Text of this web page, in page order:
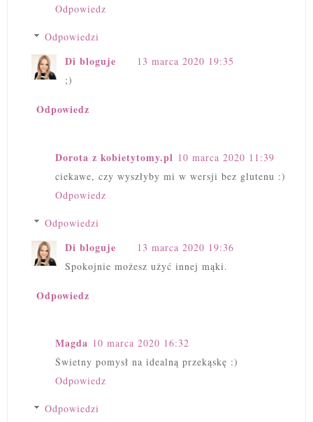
Odpowiedz
Odpowiedzi
Di bloguje
13 marca 2020 19:35
;)
Odpowiedz
Dorota z kobietytomy.pl 10 marca 2020 11:39
ciekawe, czy wyszłyby mi w wersji bez glutenu :)
Odpowiedz
Odpowiedzi
Di bloguje
13 marca 2020 19:36
Spokojnie możesz użyć innej mąki.
Odpowiedz
Magda 10 marca 2020 16:32
Świetny pomysł na idealną przekąskę :)
Odpowiedz
Odpowiedzi